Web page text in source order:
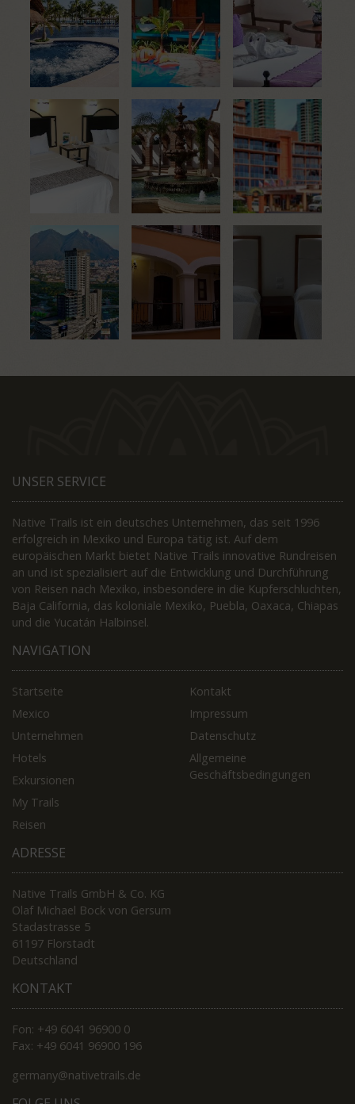
UNSER SERVICE
Native Trails ist ein deutsches Unternehmen, das seit 1996
erfolgreich in Mexiko und Europa tätig ist. Auf dem
europäischen Markt bietet Native Trails innovative Rundreisen
an und ist spezialisiert auf die Entwicklung und Durchführung
von Reisen nach Mexiko, insbesondere in die Kupferschluchten,
Baja California, das koloniale Mexiko, Puebla, Oaxaca, Chiapas
und die Yucatán Halbinsel.
NAVIGATION
Startseite
Mexico
Unternehmen
Hotels
Exkursionen
My Trails
Reisen
Kontakt
Impressum
Datenschutz
Allgemeine
Geschäftsbedingungen
ADRESSE
Native Trails GmbH & Co. KG
Olaf Michael Bock von Gersum
Stadastrasse 5
61197 Florstadt
Deutschland
KONTAKT
Fon: +49 6041 96900 0
Fax: +49 6041 96900 196
germany@nativetrails.de